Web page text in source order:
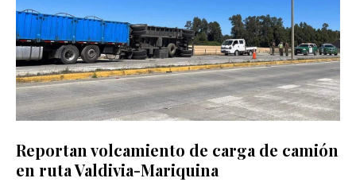
Reportan volcamiento de carga de camión
en ruta Valdivia-Mariquina